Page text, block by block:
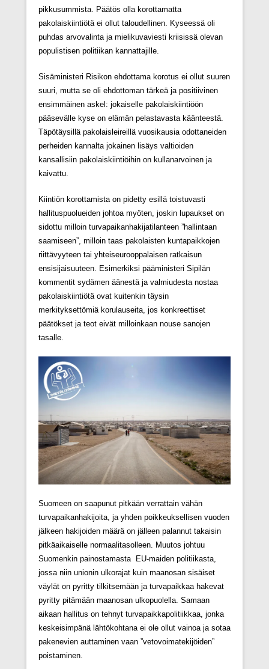
pikkusummista. Päätös olla korottamatta
pakolaiskiintiötä ei ollut taloudellinen. Kyseessä oli
puhdas arvovalinta ja mielikuvaviesti kriisissä olevan
populistisen politiikan kannattajille.
Sisäministeri Risikon ehdottama korotus ei ollut suuren
suuri, mutta se oli ehdottoman tärkeä ja positiivinen
ensimmäinen askel: jokaiselle pakolaiskiintiöön
pääsevälle kyse on elämän pelastavasta käänteestä.
Täpötäysillä pakolaisleireillä vuosikausia odottaneiden
perheiden kannalta jokainen lisäys valtioiden
kansallisiin pakolaiskiintiöihin on kullanarvoinen ja
kaivattu.
Kiintiön korottamista on pidetty esillä toistuvasti
hallituspuolueiden johtoa myöten, joskin lupaukset on
sidottu milloin turvapaikanhakijatilanteen ”hallintaan
saamiseen”, milloin taas pakolaisten kuntapaikkojen
riittävyyteen tai yhteiseurooppalaisen ratkaisun
ensisijaisuuteen. Esimerkiksi pääministeri Sipilän
kommentit sydämen äänestä ja valmiudesta nostaa
pakolaiskiintiötä ovat kuitenkin täysin
merkityksettömiä korulauseita, jos konkreettiset
päätökset ja teot eivät milloinkaan nouse sanojen
tasalle.
Suomeen on saapunut pitkään verrattain vähän
turvapaikanhakijoita, ja yhden poikkeuksellisen vuoden
jälkeen hakijoiden määrä on jälleen palannut takaisin
pitkäaikaiselle normaalitasolleen. Muutos johtuu
Suomenkin painostamasta EU-maiden politiikasta,
jossa niin unionin ulkorajat kuin maanosan sisäiset
väylät on pyritty tilkitsemään ja turvapaikkaa hakevat
pyritty pitämään maanosan ulkopuolella. Samaan
aikaan hallitus on tehnyt turvapaikkapolitiikkaa, jonka
keskeisimpänä lähtökohtana ei ole ollut vainoa ja sotaa
pakenevien auttaminen vaan ”vetovoimatekijöiden”
poistaminen.